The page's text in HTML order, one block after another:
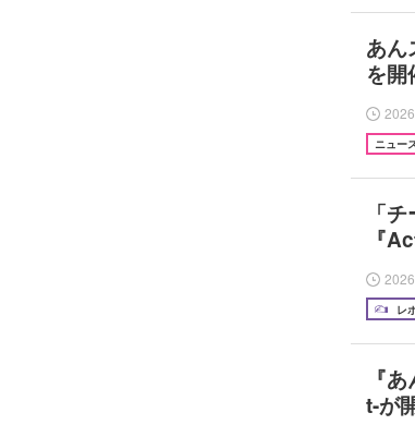
あん
を
ニュー
「
『
レ
『
t-が